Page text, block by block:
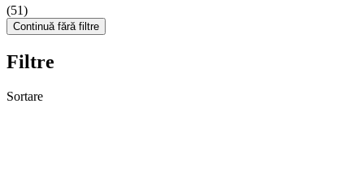
(51)
Continuă fără filtre
Filtre
Sortare